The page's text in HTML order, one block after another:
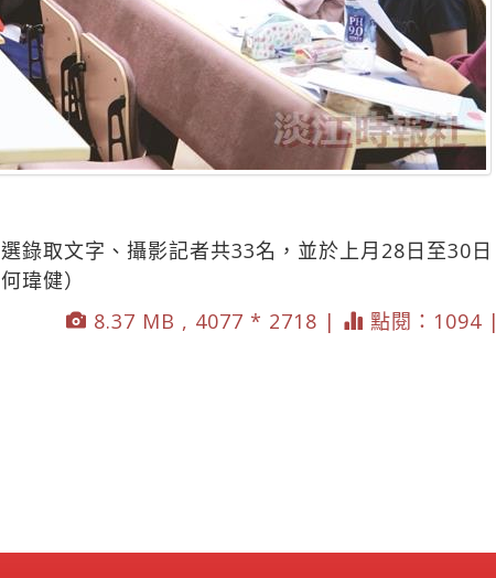
錄取文字、攝影記者共33名，並於上月28日至30日
瑋健）
8.37 MB , 4077 * 2718 |
點閱：1094 |